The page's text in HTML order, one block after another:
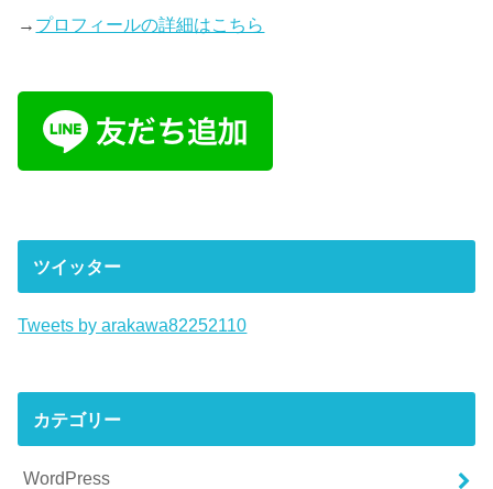
→ プロフィールの詳細はこちら
ツイッター
Tweets by arakawa82252110
カテゴリー
WordPress